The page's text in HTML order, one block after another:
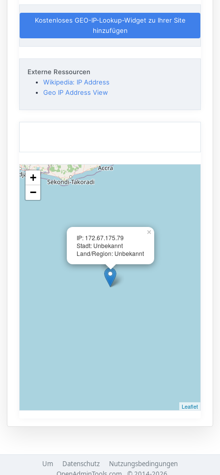
Kostenloses GEO-IP-Lookup-Widget zu Ihrer Site
hinzufügen
Externe Ressourcen
Wikipedia: IP Address
Geo IP Address View
IP: 172.67.175.79
Stadt: Unbekannt
Land/Region: Unbekannt
×
+
−
Leaflet
Um Datenschutz
Nutzungsbedingungen